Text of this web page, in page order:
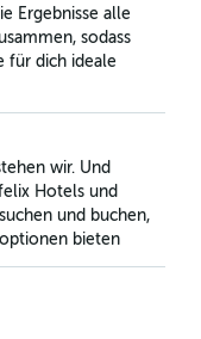
Ergebnisse alle
sodass
für dich ideale
wir. Und
Hotels und
und buchen,
bieten